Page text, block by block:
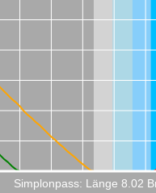
Simplonpass: Länge 8.02